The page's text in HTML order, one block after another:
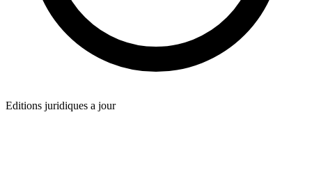
Editions juridiques a jour